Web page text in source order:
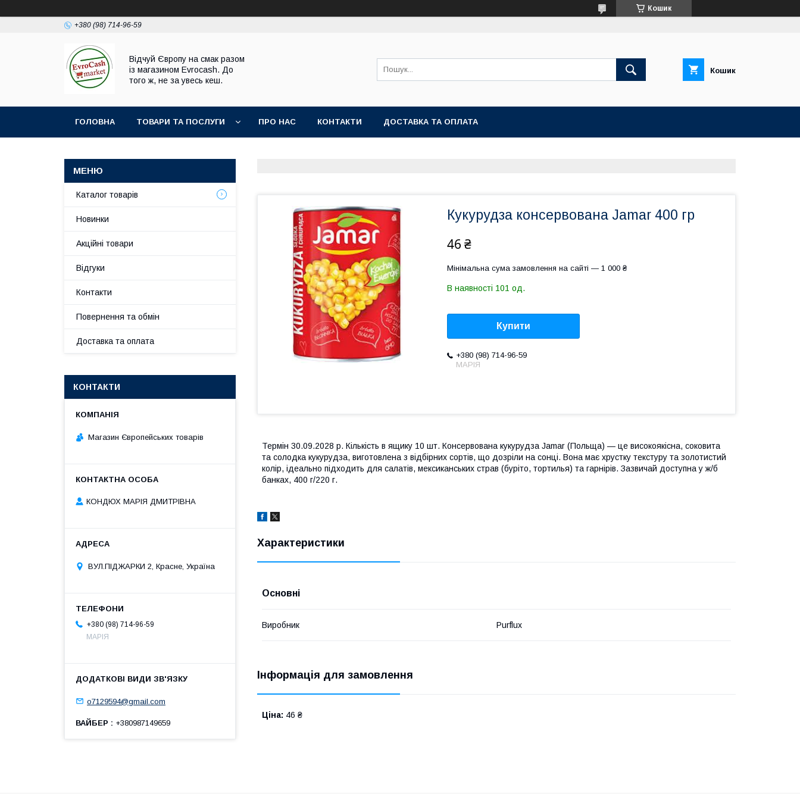
Кошик
+380 (98) 714-96-59
Відчуй Європу на смак разом
із магазином Evrocash. До
того ж, не за увесь кеш.
Кошик
ГОЛОВНА ТОВАРИ ТА ПОСЛУГИ ПРО НАС КОНТАКТИ ДОСТАВКА ТА ОПЛАТА
Кукурудза консервована Jamar 400 гр
46 ₴
Мінімальна сума замовлення на сайті — 1 000 ₴
В наявності 101 од.
Купити
+380 (98) 714-96-59
МАРІЯ
Термін 30.09.2028 р. Кількість в ящику 10 шт. Консервована кукурудза Jamar (Польща) — це високоякісна, соковита
та солодка кукурудза, виготовлена з відбірних сортів, що дозріли на сонці. Вона має хрустку текстуру та золотистий
колір, ідеально підходить для салатів, мексиканських страв (буріто, тортилья) та гарнірів. Зазвичай доступна у ж/б
банках, 400 г/220 г.
Характеристики
Основні
Виробник Purflux
Інформація для замовлення
Ціна: 46 ₴
Каталог товарів
Новинки
Акційні товари
Відгуки
Контакти
Повернення та обмін
Доставка та оплата
КОНТАКТИ
Магазин Європейських товарів
КОНДЮХ МАРІЯ ДМИТРІВНА
ВУЛ.ПІДЖАРКИ 2, Красне, Україна
+380 (98) 714-96-59
МАРІЯ
o7129594@gmail.com
ВАЙБЕР +380987149659